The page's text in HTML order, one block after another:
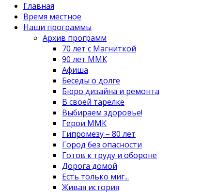
Главная
Время местное
Наши программы
Архив программ
70 лет с Магниткой
90 лет ММК
Афиша
Беседы о долге
Бюро дизайна и ремонта
В своей тарелке
Выбираем здоровье!
Герои ММК
Гипромезу – 80 лет
Город без опасности
Готов к труду и обороне
Дорога домой
Есть только миг...
Живая история